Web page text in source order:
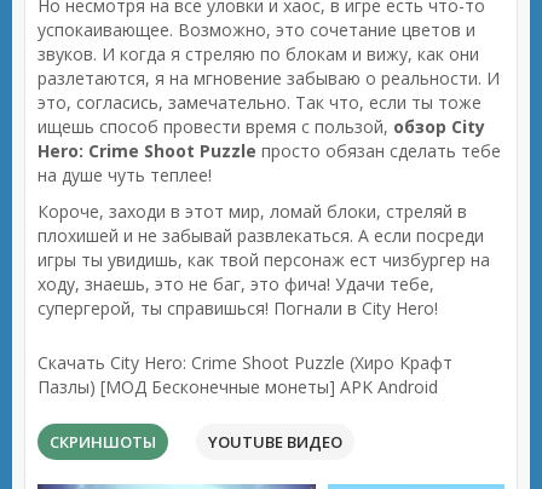
Но несмотря на все уловки и хаос, в игре есть что-то
успокаивающее. Возможно, это сочетание цветов и
звуков. И когда я стреляю по блокам и вижу, как они
разлетаются, я на мгновение забываю о реальности. И
это, согласись, замечательно. Так что, если ты тоже
ищешь способ провести время с пользой, обзор City
Hero: Crime Shoot Puzzle просто обязан сделать тебе
на душе чуть теплее!
Короче, заходи в этот мир, ломай блоки, стреляй в
плохишей и не забывай развлекаться. А если посреди
игры ты увидишь, как твой персонаж ест чизбургер на
ходу, знаешь, это не баг, это фича! Удачи тебе,
супергерой, ты справишься! Погнали в City Hero!
Скачать City Hero: Crime Shoot Puzzle (Хиро Крафт
Пазлы) [МОД Бесконечные монеты] APK Android
СКРИНШОТЫ YOUTUBE ВИДЕО